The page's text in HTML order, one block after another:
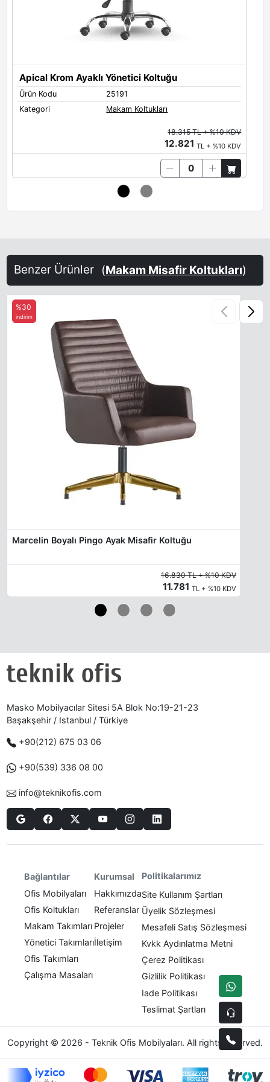
Apical Krom Ayaklı Yönetici Koltuğu
Ürün Kodu
25191
Kategori
Makam Koltukları
18.315 TL + %10 KDV
12.821TL + %10 KDV
Benzer Ürünler (Makam Misafir Koltukları)
Marcelin Boyalı Pingo Ayak Misafir Koltuğu
%30
indirim
16.830 TL + %10 KDV
11.781 TL + %10 KDV
Masko Mobilyacılar Sitesi 5A Blok No:19-21-23
Başakşehir / Istanbul / Türkiye
+90(212) 675 03 06
+90(539) 336 08 00
info@teknikofis.com
Bağlantılar
Ofis Mobilyaları
Ofis Koltukları
Makam Takımları
Yönetici Takımları
Ofis Takımları
Çalışma Masaları
Kurumsal
Hakkımızda
Referanslar
Projeler
İletişim
Politikalarımız
Site Kullanım Şartları
Üyelik Sözleşmesi
Mesafeli Satış Sözleşmesi
Kvkk Aydınlatma Metni
Çerez Politikası
Gizlilik Politikası
Iade Politikası
Teslimat Şartları
Copyright © 2026 - Teknik Ofis Mobilyaları. All rights reserved.